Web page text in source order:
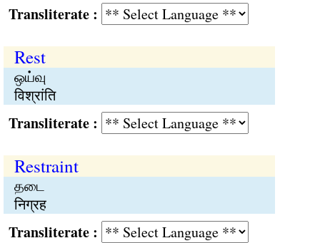
:
Rest
ஒய்வு
विश्रांति
:
Restraint
தடை
निग्रह
: